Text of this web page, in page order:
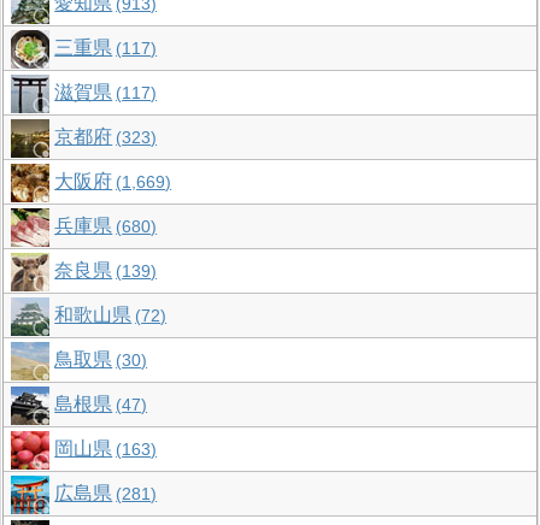
三重県 117
滋賀県 117
京都府 323
大阪府 1,669
兵庫県 680
奈良県 139
和歌山県 72
鳥取県 30
島根県 47
岡山県 163
広島県 281